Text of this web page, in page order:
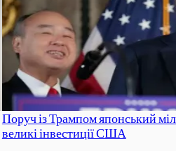
Поруч із Трампом японський
великі інвестиції США